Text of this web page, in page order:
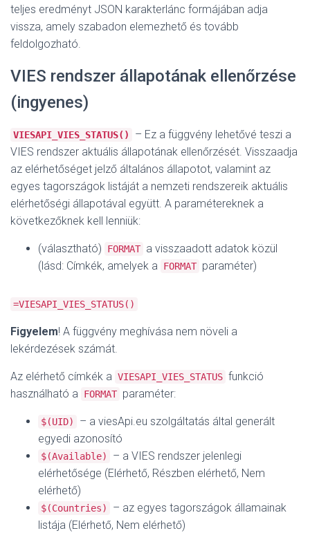
teljes eredményt JSON karakterlánc formájában adja
vissza, amely szabadon elemezhető és tovább
feldolgozható.
VIES rendszer állapotának ellenőrzése
(ingyenes)
VIESAPI_VIES_STATUS()
– Ez a függvény lehetővé teszi a
VIES rendszer aktuális állapotának ellenőrzését. Visszaadja
az elérhetőséget jelző általános állapotot, valamint az
egyes tagországok listáját a nemzeti rendszereik aktuális
elérhetőségi állapotával együtt. A paramétereknek a
következőknek kell lenniük:
(választható) FORMAT a visszaadott adatok közül
(lásd: Címkék, amelyek a FORMAT paraméter)
=VIESAPI_VIES_STATUS()
Figyelem! A függvény meghívása nem növeli a
lekérdezések számát.
Az elérhető címkék a VIESAPI_VIES_STATUS funkció
használható a FORMAT paraméter:
$(UID)
– a viesApi.eu szolgáltatás által generált
egyedi azonosító
$(Available)
– a VIES rendszer jelenlegi
elérhetősége (Elérhető, Részben elérhető, Nem
elérhető)
$(Countries)
– az egyes tagországok államainak
listája (Elérhető, Nem elérhető)